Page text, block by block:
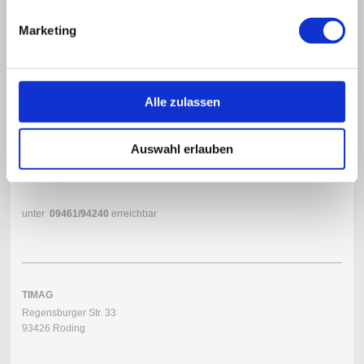
Marketing
Alle zulassen
Auswahl erlauben
Taxi bestellen
Wir sind
unter 09461/94240 erreichbar
TIMAG
Regensburger Str. 33
93426 Roding